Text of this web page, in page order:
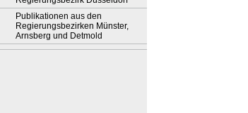
Publikationen aus den
Regierungsbezirken Münster,
Arnsberg und Detmold